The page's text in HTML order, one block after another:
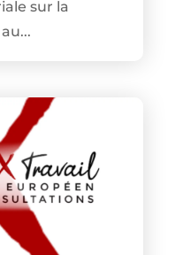
sur la